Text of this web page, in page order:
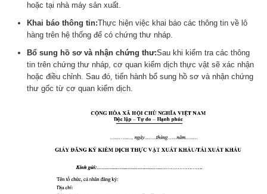
hoặc tại nhà máy sản xuất.
Khai báo thông tin:Thực hiện việc khai báo các thông tin về lô
hàng trên hệ thống để có chứng thư nháp.
Bổ sung hồ sơ và nhận chứng thư:Sau khi kiểm tra các thông
tin trên chứng thư nháp, cơ quan kiểm dịch thực vật sẽ xác nhận
hoặc điều chỉnh. Sau đó, tiến hành bổ sung hồ sơ và nhận chứng
thư gốc từ cơ quan kiểm dịch.